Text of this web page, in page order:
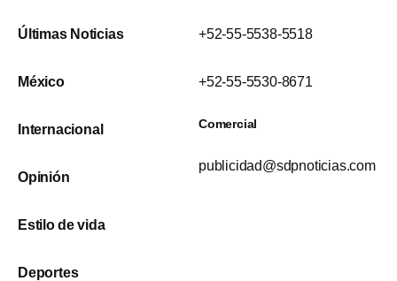
Últimas Noticias
México
Internacional
Opinión
Estilo de vida
Deportes
+52-55-5538-5518
+52-55-5530-8671
Comercial
publicidad@sdpnoticias.com